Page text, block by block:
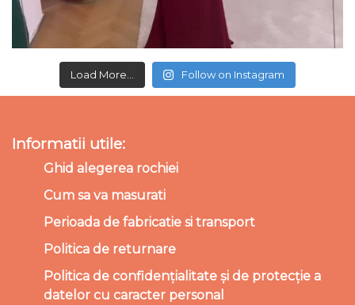
Load More... Follow on Instagram
Informatii utile:
Ghid alegerea rochiei
Cum sa va masurati
Perioada de fabricatie si transport
Politica de returnare
Politica de confidențialitate și de protecție a
datelor cu caracter personal